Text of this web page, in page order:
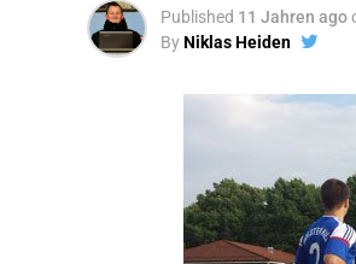
Published 11 Jahren ago
ByNiklas Heiden